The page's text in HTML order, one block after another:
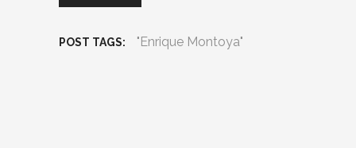
POST TAGS: "Enrique Montoya"